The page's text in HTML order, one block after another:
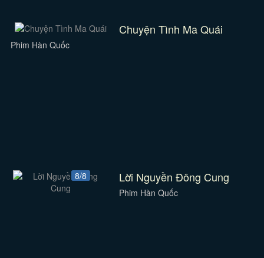
Chuyện Tình Ma Quái
Phim Hàn Quốc
8/8 Lời Nguyền Đông Cung
Phim Hàn Quốc